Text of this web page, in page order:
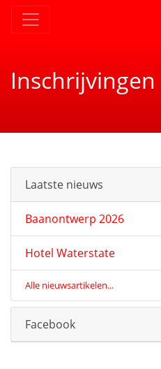
Inschrijvingen
Laatste nieuws
Baanontwerp 2026
Hotel Waterstate
Alle nieuwsartikelen...
Facebook